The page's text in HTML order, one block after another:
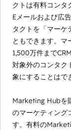
クトは有料コンタ
Eメールおよび広
タクトを「マーケ
ともできます。マ
1,500万件まで
対象外のコンタク
象にすることはで
Marketing Hubを
のマーケティング
す。有料の